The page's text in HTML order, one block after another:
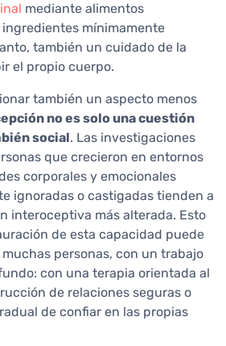
mediante alimentos
mínimamente
también un cuidado de la
el propio cuerpo.
también un aspecto menos
no es solo una cuestión
social. Las investigaciones
que crecieron en entornos
corporales y emocionales
ignoradas o castigadas tienden a
interoceptiva más alterada. Esto
de esta capacidad puede
personas, con un trabajo
con una terapia orientada al
de relaciones seguras o
de confiar en las propias